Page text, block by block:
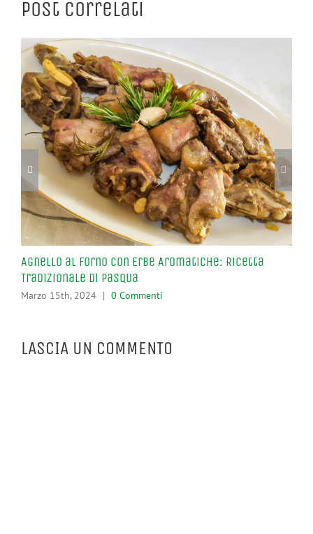
Post correlati
Agnello al Forno con Erbe Aromatiche: Ricetta
Tradizionale di Pasqua
Marzo 15th, 2024 | 0 Commenti
LASCIA UN COMMENTO